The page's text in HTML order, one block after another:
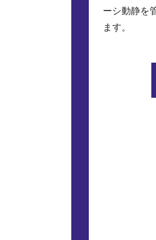
ーシ動静を
ます。